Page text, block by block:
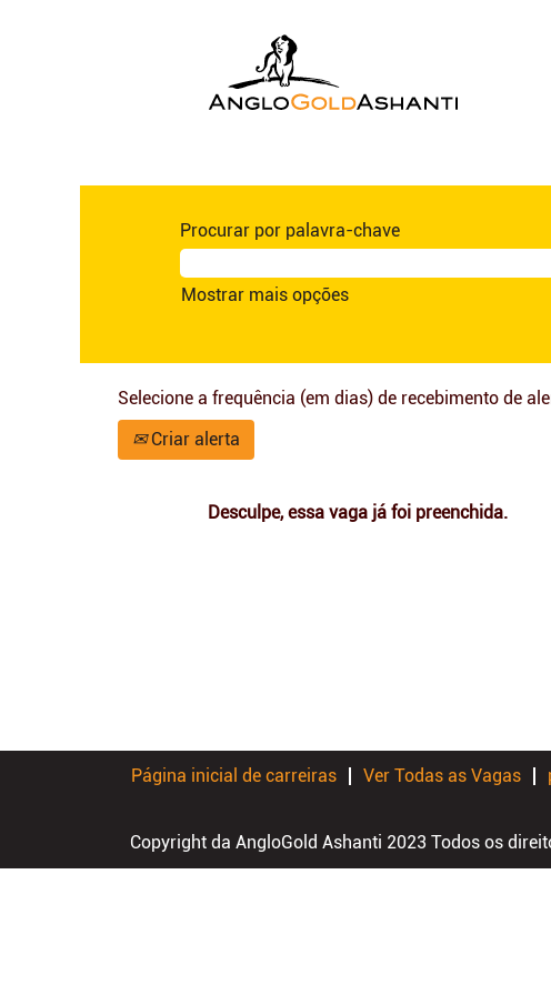
Procurar por palavra-chave
Mostrar mais opções
Selecione a frequência (em dias) de recebimento de
Criar alerta
Desculpe, essa vaga já foi preenchida.
Página inicial de carreiras Ver Todas as Vagas
Copyright da AngloGold Ashanti 2023 Todos os